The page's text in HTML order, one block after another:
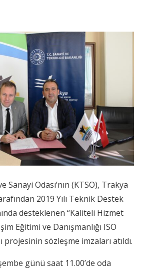
Sanayi Odası’nın (KTSO), Trakya
2019 Yılı Teknik Destek
desteklenen “Kaliteli Hizmet
Eğitimi ve Danışmanlığı ISO
projesinin sözleşme imzaları atıldı.
günü saat 11.00’de oda